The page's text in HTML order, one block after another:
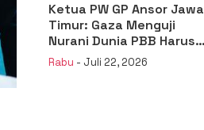
Ketua PW GP Ansor Jawa
Timur: Gaza Menguji
Nurani Dunia PBB Harus
Reformasi Total atau
Kehilangan Legitimasi
Rabu - Juli 22, 2026